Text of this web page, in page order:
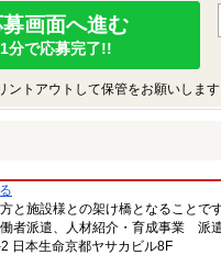
募画面へ進む
1分で応募完了!!
トアウトして保管をお願いします
と施設様との架け橋となること
者派遣、人材紹介・育成事業 派
日本生命京都ヤサカビル8F